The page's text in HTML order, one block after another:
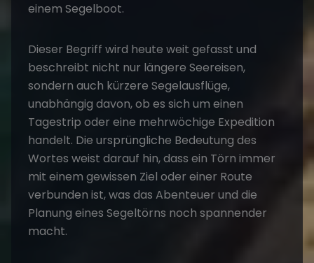
einem Segelboot.
Dieser Begriff wird heute weit gefasst und
beschreibt nicht nur längere Seereisen,
sondern auch kürzere Segelausflüge,
unabhängig davon, ob es sich um einen
Tagestrip oder eine mehrwöchige Expedition
handelt. Die ursprüngliche Bedeutung des
Wortes weist darauf hin, dass ein Törn immer
mit einem gewissen Ziel oder einer Route
verbunden ist, was das Abenteuer und die
Planung eines Segeltörns noch spannender
macht.